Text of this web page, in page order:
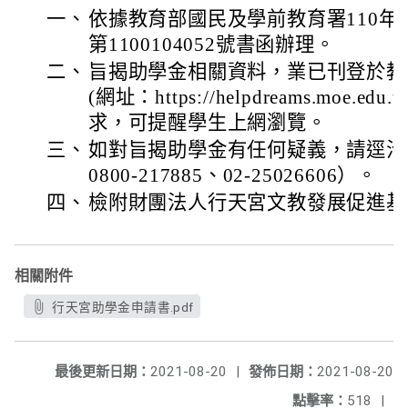
一、 依據教育部國民及學前教育署110年
第1100104052號書函辦理。
二、 旨揭助學金相關資料，業已刊登於
(網址：https://
求，可提醒學生上網瀏覽。
三、 如對旨揭助學金有任何疑義，請逕
0800-217885、02-25026606）。
四、 檢附財團法人行天宮文教發展促進
相關附件
行天宮助學金申請書.pdf
發佈日期： 2021-08-20
最後更新日期： 2021-08-20
|
點擊率： 518 |